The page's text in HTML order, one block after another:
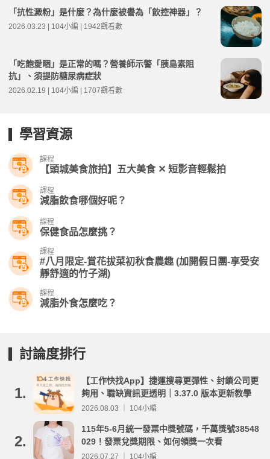
「抗性澱粉」是什麼？為什麼被譽為「飲控神器」？
2026.03.23 | 104小編 | 1942觀看數
「吃飽愛睏」是正常的嗎？營養師示警「胰島素阻
抗」、須提防糖尿病症狀
2026.02.19 | 104小編 | 1707觀看數
學習資源
課程
【頭城美食旅拍】五大美食 ✕ 短影音輕鬆拍
課程
減脂飲食哪個好呢？
課程
保健食品怎麼挑？
課程
#八月限定-賞花拔菜初秋食農趣 (加開假日團-享受安
靜舒適的竹子湖)
課程
減脂外食怎麼吃？
討論度排行
1.
【工作快找App】捷運搜尋更彈性、封鎖公司更
夠用、職缺資訊更透明｜3.37.0 版本更新教學
2026.08.03 ｜ 104小編
2.
115年5-6月統一發票中獎號碼，千萬獎號38548
029！發票兌獎期限、如何領獎一次看
2026.07.27 ｜ 104小編